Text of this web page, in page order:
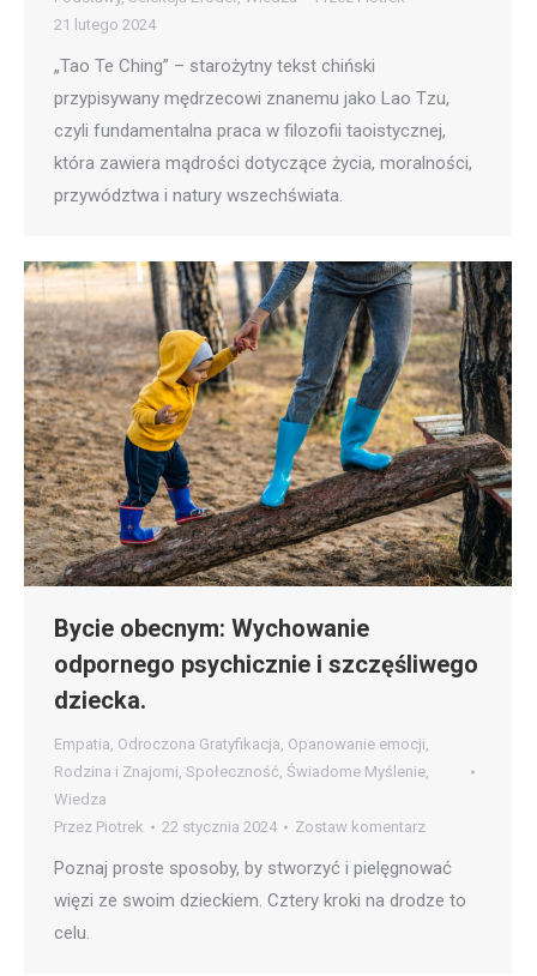
21 lutego 2024
„Tao Te Ching” – starożytny tekst chiński
przypisywany mędrzecowi znanemu jako Lao Tzu,
czyli fundamentalna praca w filozofii taoistycznej,
która zawiera mądrości dotyczące życia, moralności,
przywództwa i natury wszechświata.
Bycie obecnym: Wychowanie
odpornego psychicznie i szczęśliwego
dziecka.
Empatia, Odroczona Gratyfikacja, Opanowanie emocji,
Rodzina i Znajomi, Społeczność, Świadome Myślenie,
Wiedza
Przez Piotrek 22 stycznia 2024 Zostaw komentarz
Poznaj proste sposoby, by stworzyć i pielęgnować
więzi ze swoim dzieckiem. Cztery kroki na drodze to
celu.